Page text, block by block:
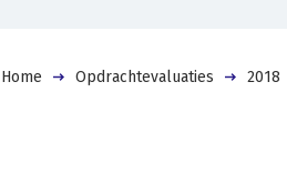
Home Opdrachtevaluaties 2018